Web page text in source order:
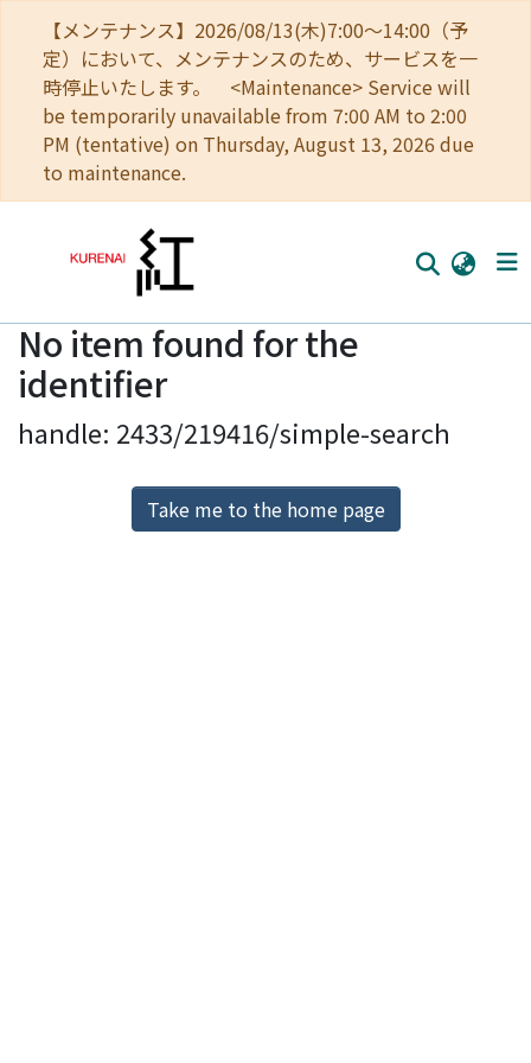
【メンテナンス】2026/08/13(木)7:00～14:00（予
定）において、メンテナンスのため、サービスを一
時停止いたします。 <Maintenance> Service will
be temporarily unavailable from 7:00 AM to 2:00
PM (tentative) on Thursday, August 13, 2026 due
to maintenance.
Home
Communities
Browse
Download Ranking
No item found for the
identifier
handle: 2433/219416/simple-search
Take me to the home page